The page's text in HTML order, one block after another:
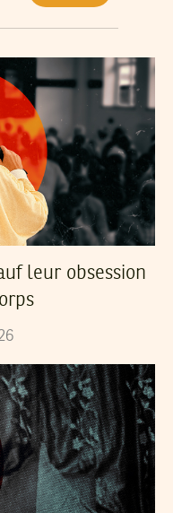
leur obsession